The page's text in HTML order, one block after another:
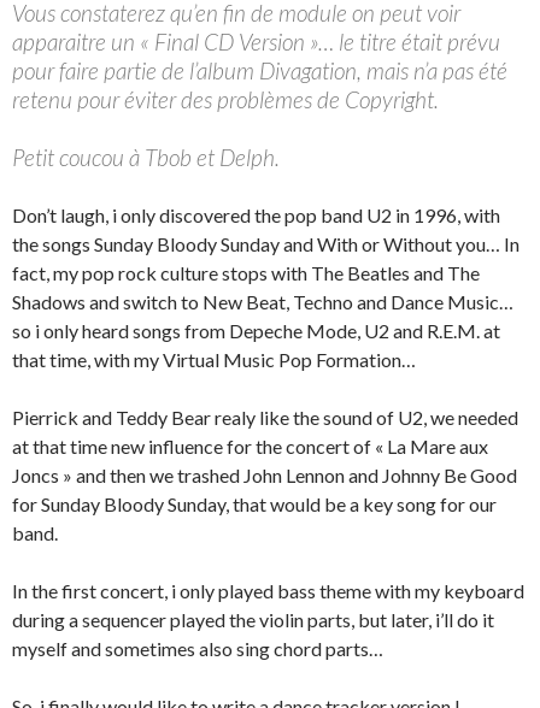
Vous constaterez qu’en fin de module on peut voir
apparaitre un « Final CD Version »… le titre était prévu
pour faire partie de l’album Divagation, mais n’a pas été
retenu pour éviter des problèmes de Copyright.
Petit coucou à Tbob et Delph.
Don’t laugh, i only discovered the pop band U2 in 1996, with
the songs Sunday Bloody Sunday and With or Without you… In
fact, my pop rock culture stops with The Beatles and The
Shadows and switch to New Beat, Techno and Dance Music…
so i only heard songs from Depeche Mode, U2 and R.E.M. at
that time, with my Virtual Music Pop Formation…
Pierrick and Teddy Bear realy like the sound of U2, we needed
at that time new influence for the concert of « La Mare aux
Joncs » and then we trashed John Lennon and Johnny Be Good
for Sunday Bloody Sunday, that would be a key song for our
band.
In the first concert, i only played bass theme with my keyboard
during a sequencer played the violin parts, but later, i’ll do it
myself and sometimes also sing chord parts…